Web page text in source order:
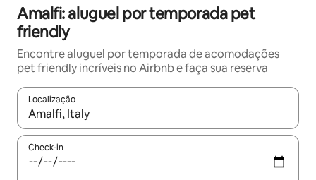
Amalfi: aluguel por temporada pet
friendly
Encontre aluguel por temporada de acomodações
pet friendly incríveis no Airbnb e faça sua reserva
Localização
Quando os resultados estiverem disponíveis, explore-os
Check-in